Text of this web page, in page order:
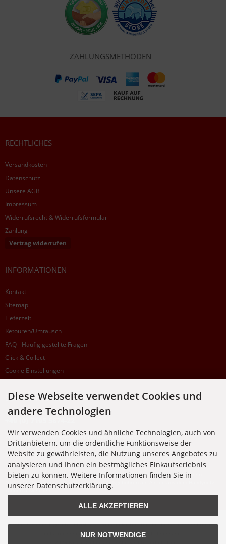
ZAHLUNGSMETHODEN
RECHTLICHES
Versandkosten
Datenschutz
Unsere AGB
Impressum
Widerrufsrecht & Widerrufsformular
Zahlung
Vertrag widerrufen
INFORMATIONEN
Kontakt
Sitemap
Lieferzeit
Retouren/Umtausch
FAQ - Häufig gestellte Fragen
Click & Collect
Cookie Einstellungen
SUPPORTHOTLINE
Zu laufenden Aufträgen oder Fragen allgemein:
Montag, Dienstag, Donnerstag, Freitag: 10:00 - 16:00 Uhr
Mittwoch: 10:00 - 18:00 Uhr
* Kosten: normaler Ortstarif DE, mit Flatratevertrag natürlich kostenlos. Aus dem
Ausland fallen die jeweils geltenden Auslandsgebühren an. Anrufe aus dem Handynetz
können abweichen.
Alle Preise inkl. gesetzl. MwSt. zzgl.Versandkosten. Die durchgestrichenen Preise
entsprechen dem bisherigen Preis bei Nixgut Onlineshop
Diese Webseite verwendet Cookies und
andere Technologien
Wir verwenden Cookies und ähnliche Technologien, auch von
Drittanbietern, um die ordentliche Funktionsweise der
Website zu gewährleisten, die Nutzung unseres Angebotes zu
analysieren und Ihnen ein bestmögliches Einkaufserlebnis
bieten zu können. Weitere Informationen finden Sie in
unserer Datenschutzerklärung.
ALLE AKZEPTIEREN
NUR NOTWENDIGE